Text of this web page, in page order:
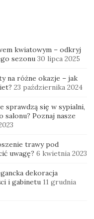
kwiatowym – odkryj
sezonu 30 lipca 2025
na różne okazje – jak
23 października 2024
sprawdzą się w sypialni,
Poznaj nasze
trawy pod
uwagę? 6 kwietnia 2023
dekoracja
i gabinetu 11 grudnia